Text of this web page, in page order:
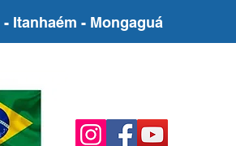
Itanhaém - Mongaguá